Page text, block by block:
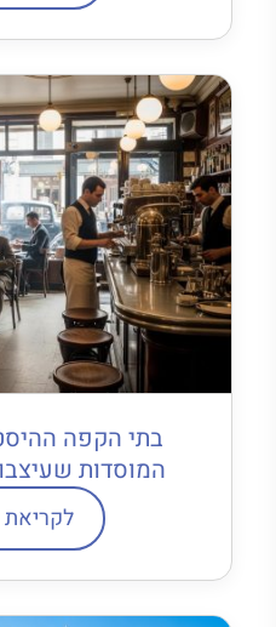
בתי הקפה
המוסדות